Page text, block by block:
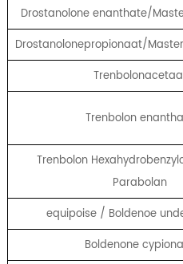
Drostanolone enanthate/
Drostanolonepropionaat/
Trenbolon
Trenbolon
Parabolan
equipoise / Boldenoe
Boldenone